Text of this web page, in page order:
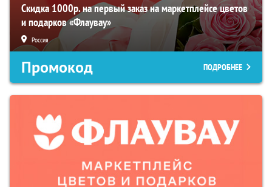
Скидка 1000р. на первый заказ на маркетплейсе цветов
и подарков «Флаувау»
Россия
Промокод ПОДРОБНЕЕ